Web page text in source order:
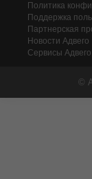
Политика
Поддержка
Партнерская
Новости Адвего
Сервисы Адвего
©